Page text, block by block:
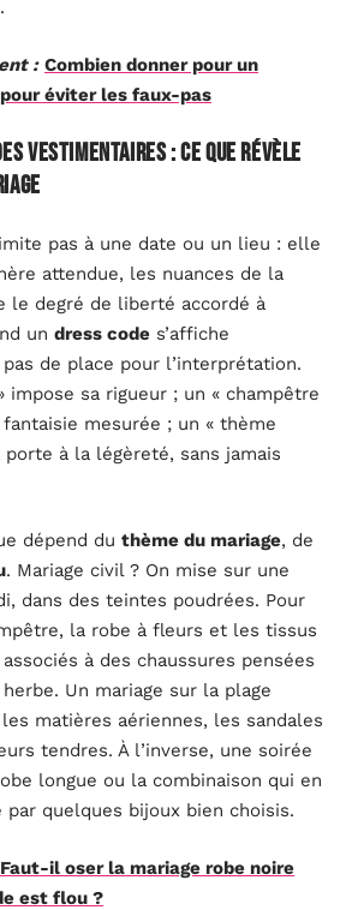
: Combien donner pour un
éviter les faux-pas
vestimentaires : ce que révèle
pas à une date ou un lieu : elle
attendue, les nuances de la
le degré de liberté accordé à
un dress code s’affiche
de place pour l’interprétation.
impose sa rigueur ; un « champêtre
mesurée ; un « thème
à la légèreté, sans jamais
dépend du thème du mariage, de
. Mariage civil ? On mise sur une
dans des teintes poudrées. Pour
la robe à fleurs et les tissus
à des chaussures pensées
Un mariage sur la plage
matières aériennes, les sandales
tendres. À l’inverse, une soirée
longue ou la combinaison qui en
par quelques bijoux bien choisis.
Faut-il oser la mariage robe noire
est flou ?